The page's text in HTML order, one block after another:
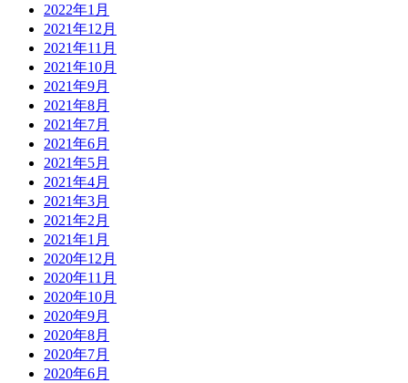
2022年1月
2021年12月
2021年11月
2021年10月
2021年9月
2021年8月
2021年7月
2021年6月
2021年5月
2021年4月
2021年3月
2021年2月
2021年1月
2020年12月
2020年11月
2020年10月
2020年9月
2020年8月
2020年7月
2020年6月